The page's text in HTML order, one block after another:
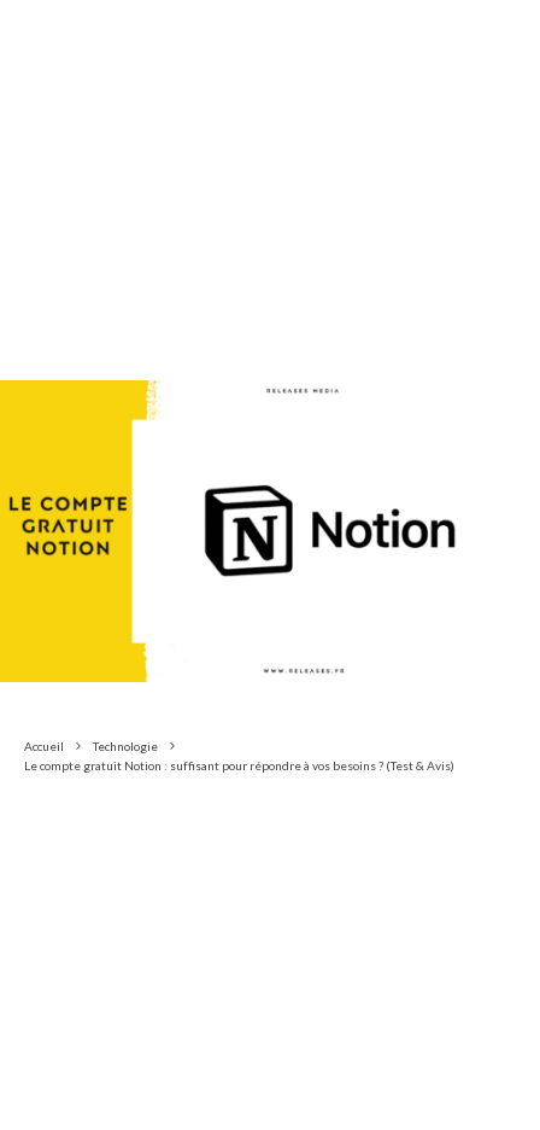
Accueil
Technologie
Le compte gratuit Notion : suffisant pour répondre à vos besoins ? (Test & Avis)